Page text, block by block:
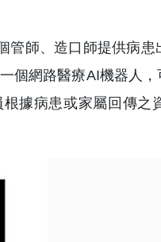
師、造口師提供病
個網路醫療AI機器人
據病患或家屬回傳之